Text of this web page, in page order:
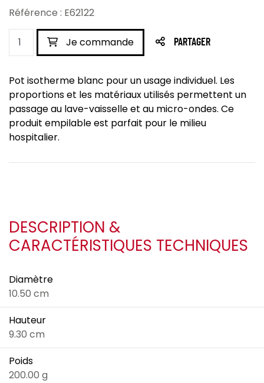
Référence : E62122
Je commande PARTAGER
Pot isotherme blanc pour un usage individuel. Les
proportions et les matériaux utilisés permettent un
passage au lave-vaisselle et au micro-ondes. Ce
produit empilable est parfait pour le milieu
hospitalier.
DESCRIPTION &
CARACTÉRISTIQUES TECHNIQUES
Diamètre
10.50 cm
Hauteur
9.30 cm
Poids
200.00 g